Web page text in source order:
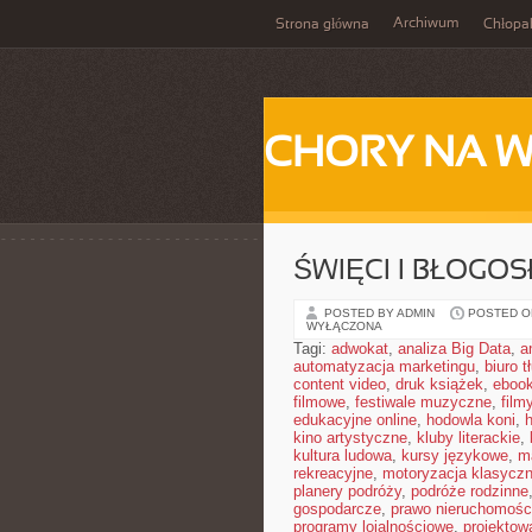
Strona główna Archiwum
CHORY NA
ŚWIĘCI I
POSTED BY ADMIN POSTED
WYŁĄCZONA
Tagi: adwokat, analiza Big Data,
automatyzacja marketingu, biuro
content video, druk książek,
filmowe, festiwale muzyczne,
edukacyjne online, hodowla koni,
kino artystyczne, kluby literackie,
kultura ludowa, kursy językowe,
rekreacyjne, motoryzacja
planery podróży, podróże rodzinne,
gospodarcze, prawo
programy lojalnościowe,